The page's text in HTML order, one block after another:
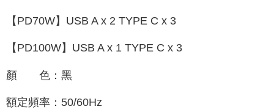
【PD70W】USB A x 2 TYPE C x 3
【PD100W】USB A x 1 TYPE C x 3
顏 色：黑
額定頻率：50/60Hz